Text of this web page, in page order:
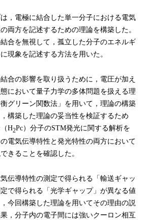
，電極に結合した単一分子における電気
両方を記述するための理論を構築した。
合を無視して，孤立した分子のエネルギ
現象を記述する方法を用いた。
合の影響を取り扱うために，電圧が加え
において量子力学の多体問題を扱える理
グリーン関数法」を用いて，理論の構築
構築した理論の妥当性を検証するため
H2Pc）分子のSTM発光に関する解析を
電気伝導特性と発光特性の両方において
きることを確認した。
伝導特性の測定で得られる「輸送ギャッ
で得られる「光学ギャップ」が異なる値
今回構築した理論を用いてその理由の説
，分子内の電子間には強いクーロン相互